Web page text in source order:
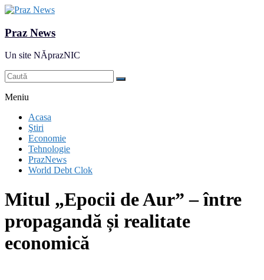
Praz News
Un site NĂprazNIC
Meniu
Acasa
Ştiri
Economie
Tehnologie
PrazNews
World Debt Clok
Mitul „Epocii de Aur” – între
propagandă și realitate
economică